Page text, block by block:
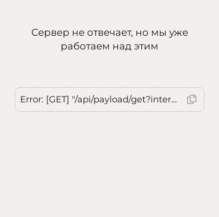
Сервер не отвечает, но мы уже
работаем над этим
Error: [GET] "/api/payload/get?internal=true&currentLocale=ru": <no response> Failed to fetch